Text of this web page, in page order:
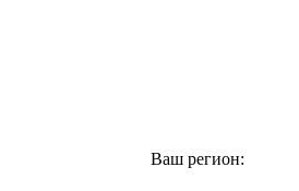
Ваш регион: